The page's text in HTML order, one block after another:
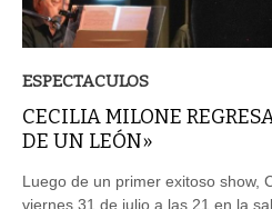
ESPECTACULOS
CECILIA MILONE
DE UN LEÓN»
Luego de un primer exitoso show,
viernes 31 de julio a las 21 en la